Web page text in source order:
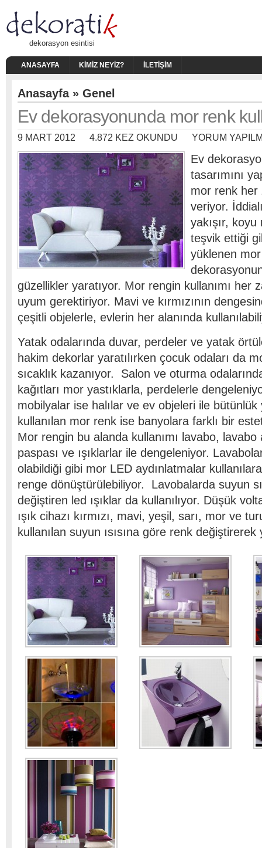
dekorasyon esintisi
ANASAYFA KIMIZ NEYIZ? İLETIŞIM
Anasayfa» Genel
Ev dekorasyonunda mor renk
9 MART 2012 4.872 KEZ OKUNDU YORUM
Ev
tasarımını
mor renk her
veriyor.
yakışır, koyu
teşvik ettiği
yüklenen
güzellikler yaratıyor. Mor rengin kullanımı her
uyum gerektiriyor. Mavi ve kırmızının
çeşitli objelerle, evlerin her alanında
Yatak odalarında duvar, perdeler ve yatak
hakim dekorlar yaratılırken çocuk odaları da
sıcaklık kazanıyor. Salon ve oturma
kağıtları mor yastıklarla, perdelerle
mobilyalar ise halılar ve ev objeleri ile bütünlük
kullanılan mor renk ise banyolara farklı bir
Mor rengin bu alanda kullanımı lavabo, lavabo
paspası ve ışıklarlar ile dengeleniyor.
olabildiği gibi mor LED aydınlatmalar
renge dönüştürülebiliyor. Lavobalarda suyun
değiştiren led ışıklar da kullanılıyor. Düşük
ışık cihazı kırmızı, mavi, yeşil, sarı, mor ve
kullanılan suyun ısısına göre renk değiştirerek